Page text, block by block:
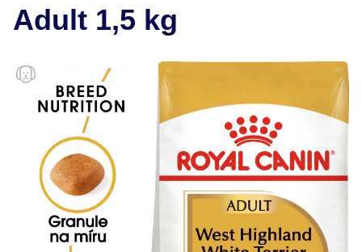
Kočky
Veterinární diety
Dárkové poukazy
Klinika Veterix
777 319 516 (Po–Pá, 9–19h; So–Ne, 9–14h)
info@veterix.cz
Adult 1,5 kg